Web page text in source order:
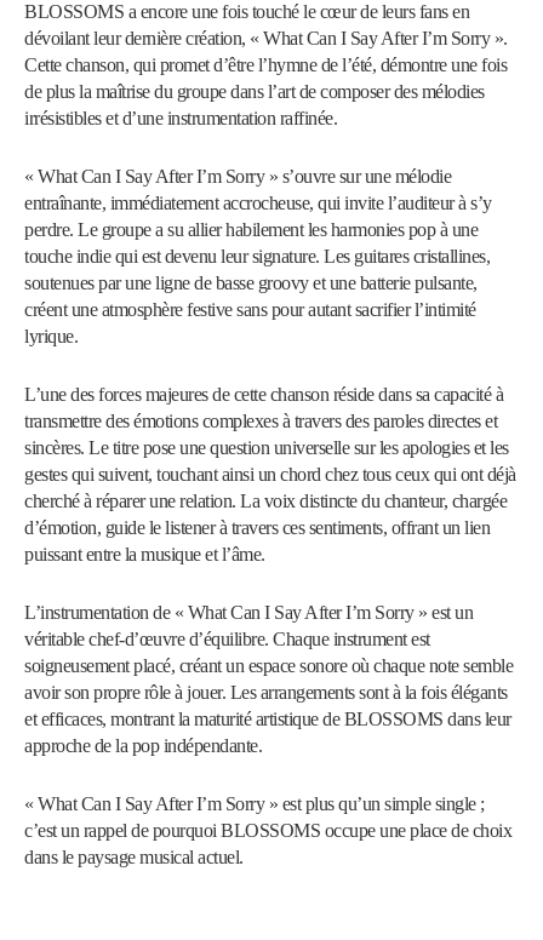
BLOSSOMS a encore une fois touché le cœur de leurs fans en
dévoilant leur dernière création, « What Can I Say After I’m Sorry ».
Cette chanson, qui promet d’être l’hymne de l’été, démontre une fois
de plus la maîtrise du groupe dans l’art de composer des mélodies
irrésistibles et d’une instrumentation raffinée.
« What Can I Say After I’m Sorry » s’ouvre sur une mélodie
entraînante, immédiatement accrocheuse, qui invite l’auditeur à s’y
perdre. Le groupe a su allier habilement les harmonies pop à une
touche indie qui est devenu leur signature. Les guitares cristallines,
soutenues par une ligne de basse groovy et une batterie pulsante,
créent une atmosphère festive sans pour autant sacrifier l’intimité
lyrique.
L’une des forces majeures de cette chanson réside dans sa capacité à
transmettre des émotions complexes à travers des paroles directes et
sincères. Le titre pose une question universelle sur les apologies et les
gestes qui suivent, touchant ainsi un chord chez tous ceux qui ont déjà
cherché à réparer une relation. La voix distincte du chanteur, chargée
d’émotion, guide le listener à travers ces sentiments, offrant un lien
puissant entre la musique et l’âme.
L’instrumentation de « What Can I Say After I’m Sorry » est un
véritable chef-d’œuvre d’équilibre. Chaque instrument est
soigneusement placé, créant un espace sonore où chaque note semble
avoir son propre rôle à jouer. Les arrangements sont à la fois élégants
et efficaces, montrant la maturité artistique de BLOSSOMS dans leur
approche de la pop indépendante.
« What Can I Say After I’m Sorry » est plus qu’un simple single ;
c’est un rappel de pourquoi BLOSSOMS occupe une place de choix
dans le paysage musical actuel.